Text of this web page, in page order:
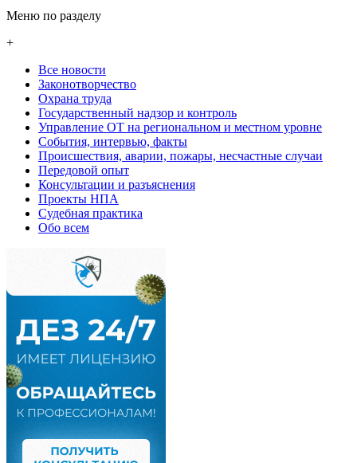
Меню по разделу
+
Все новости
Законотворчество
Охрана труда
Государственный надзор и контроль
Управление ОТ на региональном и местном уровне
События, интервью, факты
Происшествия, аварии, пожары, несчастные случаи
Передовой опыт
Консультации и разъяснения
Проекты НПА
Судебная практика
Обо всем